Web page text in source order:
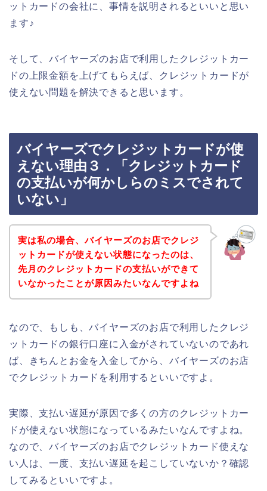
ットカードの会社に、事情を説明されるといいと思い
ます♪
そして、バイヤーズのお店で利用したクレジットカー
ドの上限金額を上げてもらえば、クレジットカードが
使えない問題を解決できると思います。
バイヤーズでクレジットカードが使
えない理由３．「クレジットカード
の支払いが何かしらのミスでされて
いない」
実は私の場合、バイヤーズのお店でクレジ
ットカードが使えない状態になったのは、
先月のクレジットカードの支払いができて
いなかったことが原因みたいなんですよね
なので、もしも、バイヤーズのお店で利用したクレジ
ットカードの銀行口座に入金がされていないのであれ
ば、きちんとお金を入金してから、バイヤーズのお店
でクレジットカードを利用するといいですよ。
実際、支払い遅延が原因で多くの方のクレジットカー
ドが使えない状態になっているみたいなんですよね。
なので、バイヤーズのお店でクレジットカード使えな
い人は、一度、支払い遅延を起こしていないか？確認
してみるといいですよ。